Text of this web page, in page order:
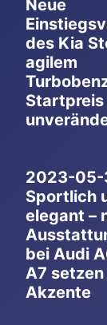
Neue
des Kia
agilem
Startpreis
2023-05-
Sportlich
elegant –
bei Audi
A7 setzen
Akzente